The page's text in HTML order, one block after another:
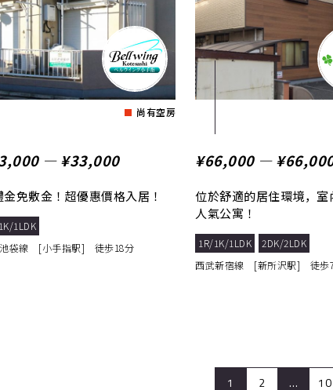
尚有空房
― ¥33,000
金免敷金！超優惠價格入居！
1LDK
袋線 [小手指駅] 徒歩18分
¥66,000 ―
位於舒適的居住環境，室
人氣公寓！
1R/1K/1LDK
2DK/2LDK
西武新宿線 [新所沢駅] 徒歩
1 2 … 10